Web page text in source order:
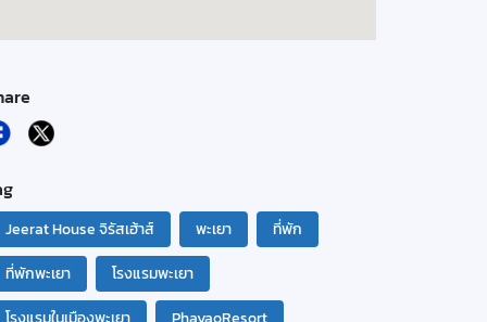
Jeerat House จิรัสเฮ้าส์ พะเยา
ที่พัก
ที่พักพะเยา
โรงแรมพะเยา